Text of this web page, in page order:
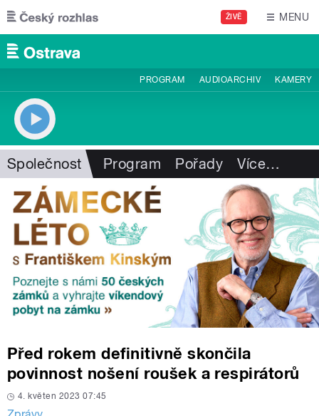
Přejít k hlavnímu obsahu
ŽIVĚ MENU
PROGRAM AUDIOARCHIV KAMERY
Společnost Program Pořady Více…
Před rokem definitivně skončila
povinnost nošení roušek a respirátorů
4. květen 2023 07:45